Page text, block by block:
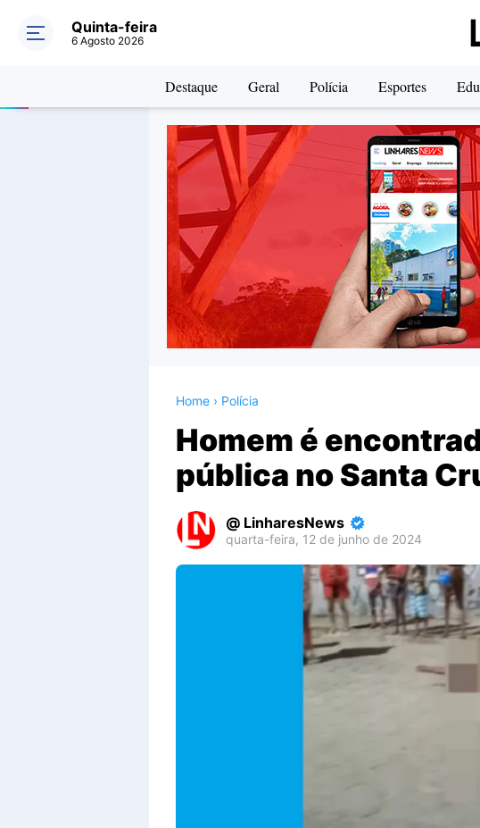
Quinta-feira
6 Agosto 2026
Destaque Geral Polícia Esportes
Home › Polícia
Homem é
pública no Santa
LinharesNews
quarta-feira, 12 de junho de 2024
Premium